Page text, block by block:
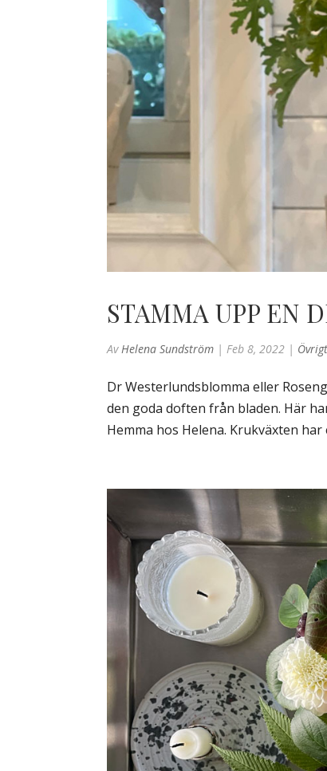
STAMMA UPP EN
AvHelena Sundström |Feb 8, 2022 |
Dr Westerlundsblomma eller
den goda doften från bladen. Här
Hemma hos Helena. Krukväxten